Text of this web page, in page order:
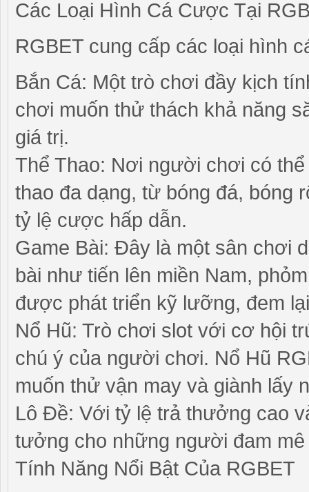
Các Loại Hình Cá Cược Tại
RGBET cung cấp các loại hình
Bắn Cá: Một trò chơi đầy kịch
chơi muốn thử thách khả năng
giá trị.
Thể Thao: Nơi người chơi có
thao đa dạng, từ bóng đá, bóng
tỷ lệ cược hấp dẫn.
Game Bài: Đây là một sân chơi
bài như tiến lên miền Nam,
được phát triển kỹ lưỡng, đem
Nổ Hũ: Trò chơi slot với cơ hội
chú ý của người chơi. Nổ Hũ
muốn thử vận may và giành lấy
Lô Đề: Với tỷ lệ trả thưởng cao
tưởng cho những người đam mê
Tính Năng Nổi Bật Của RGBET